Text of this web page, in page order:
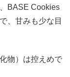
BASE Cookies
、甘みも少な目
物）は控えめで